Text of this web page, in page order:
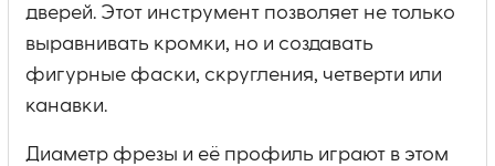
дверей. Этот инструмент позволяет не только
выравнивать кромки, но и создавать
фигурные фаски, скругления, четверти или
канавки.
Диаметр фрезы и её профиль играют в этом